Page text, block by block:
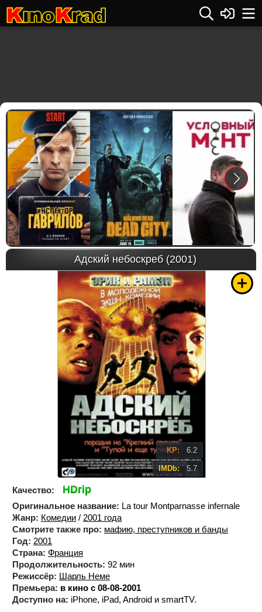
Адский небоскреб (2001)
KP: 6.2
IMDb: 5.7
Качество: HDrip
Оригинальное название: La tour Montparnasse infernale
Жанр: Комедии / 2001 года
Смотрите также про: мафию, преступников и банды
Год: 2001
Страна: Франция
Продолжительность: 92 мин
Режиссёр: Шарль Неме
Премьера: в кино с 08-08-2001
Доступно на: iPhone, iPad, Android и smartTV.
Previous Next